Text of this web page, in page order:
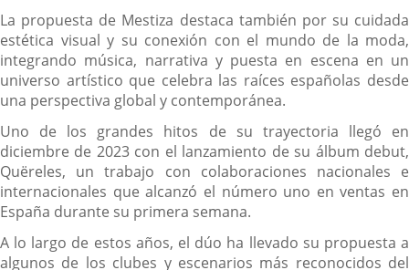
La propuesta de Mestiza destaca también por su cuidada
estética visual y su conexión con el mundo de la moda,
integrando música, narrativa y puesta en escena en un
universo artístico que celebra las raíces españolas desde
una perspectiva global y contemporánea.
Uno de los grandes hitos de su trayectoria llegó en
diciembre de 2023 con el lanzamiento de su álbum debut,
Quëreles, un trabajo con colaboraciones nacionales e
internacionales que alcanzó el número uno en ventas en
España durante su primera semana.
A lo largo de estos años, el dúo ha llevado su propuesta a
algunos de los clubes y escenarios más reconocidos del